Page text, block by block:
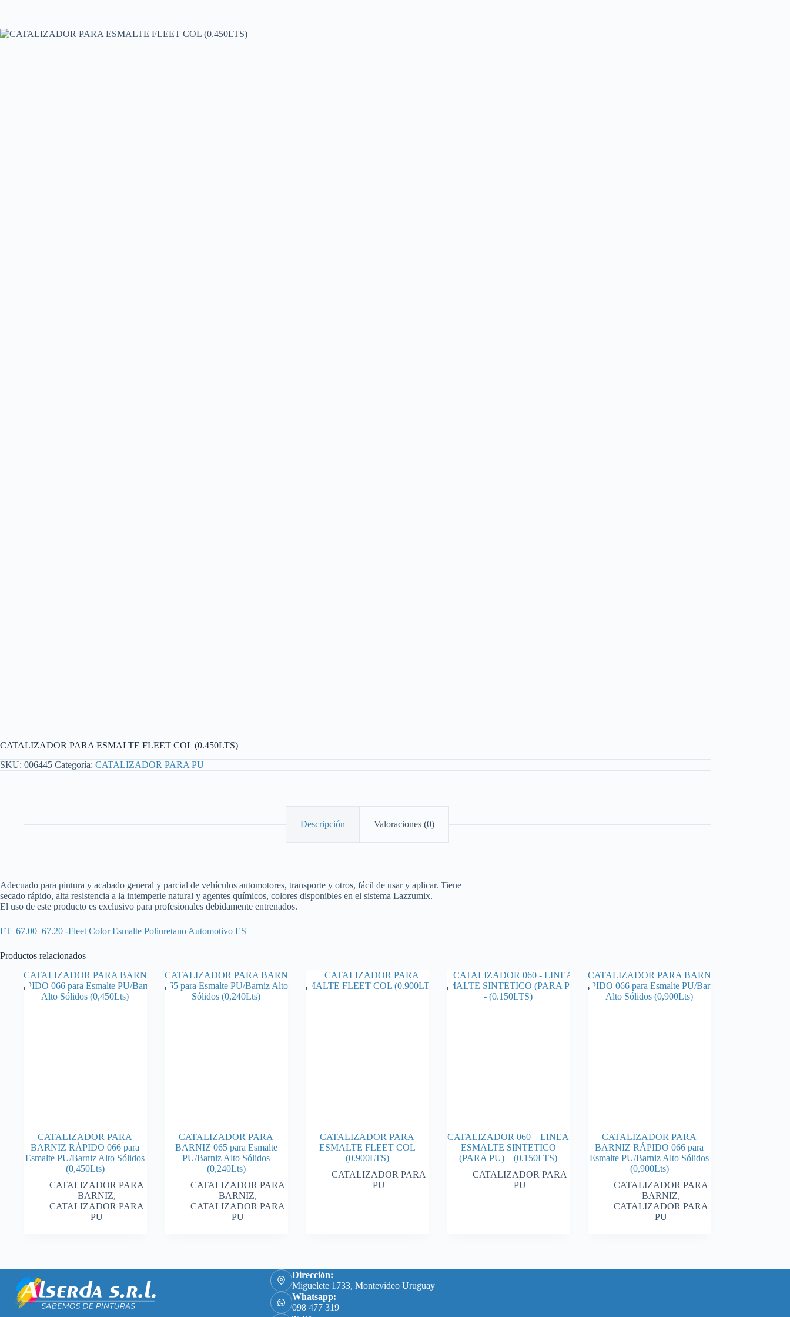
CATALIZADOR PARA ESMALTE FLEET COL (0.450LTS)
SKU: 006445 Categoría: CATALIZADOR PARA PU
Descripción Valoraciones (0)
Adecuado para pintura y acabado general y parcial de vehículos automotores, transporte y otros, fácil de usar y aplicar. Tiene
secado rápido, alta resistencia a la intemperie natural y agentes químicos, colores disponibles en el sistema Lazzumix.
El uso de este producto es exclusivo para profesionales debidamente entrenados.
FT_67.00_67.20 -Fleet Color Esmalte Poliuretano Automotivo ES
Productos relacionados
CATALIZADOR PARA
BARNIZ RÁPIDO 066 para
Esmalte PU/Barniz Alto Sólidos
(0,450Lts)
CATALIZADOR PARA
BARNIZ,
CATALIZADOR PARA
PU
CATALIZADOR PARA
BARNIZ 065 para Esmalte
PU/Barniz Alto Sólidos
(0,240Lts)
CATALIZADOR PARA
BARNIZ,
CATALIZADOR PARA
PU
CATALIZADOR PARA
ESMALTE FLEET COL
(0.900LTS)
CATALIZADOR PARA
PU
CATALIZADOR 060 – LINEA
ESMALTE SINTETICO
(PARA PU) – (0.150LTS)
CATALIZADOR PARA
PU
CATALIZADOR PARA
BARNIZ RÁPIDO 066 para
Esmalte PU/Barniz Alto Sólidos
(0,900Lts)
CATALIZADOR PARA
BARNIZ,
CATALIZADOR PARA
PU
Dirección:
Miguelete 1733, Montevideo Uruguay
Whatsapp:
098 477 319